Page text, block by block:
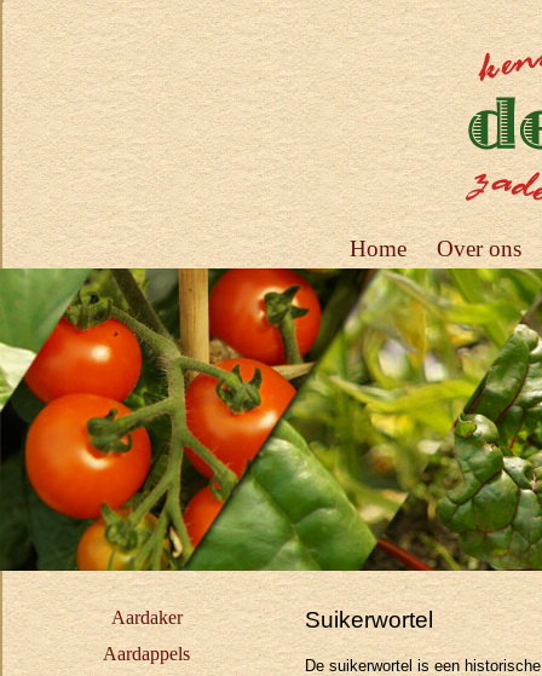
Suikerwortel
De suikerwortel is een
Aardaker
Aardappels
Home Over ons